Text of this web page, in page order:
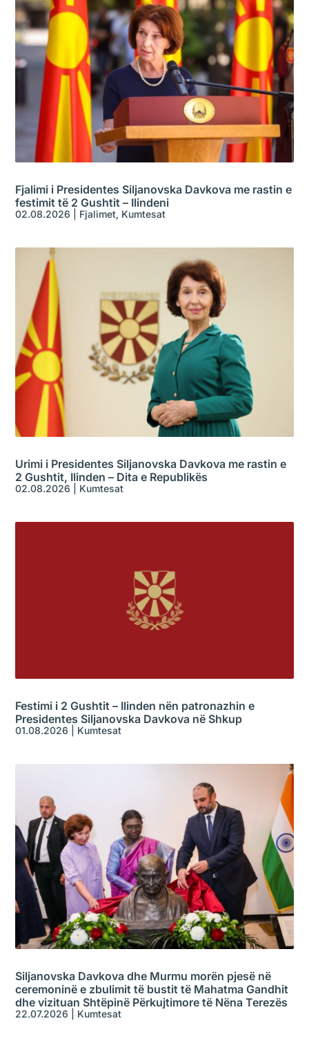
Fjalimi i Presidentes Siljanovska Davkova me rastin e
festimit të 2 Gushtit – Ilindeni
02.08.2026 Fjalimet, Kumtesat
Urimi i Presidentes Siljanovska Davkova me rastin e
2 Gushtit, Ilinden – Dita e Republikës
02.08.2026 Kumtesat
Festimi i 2 Gushtit – Ilinden nën patronazhin e
Presidentes Siljanovska Davkova në Shkup
01.08.2026 Kumtesat
Siljanovska Davkova dhe Murmu morën pjesë në
ceremoninë e zbulimit të bustit të Mahatma Gandhit
dhe vizituan Shtëpinë Përkujtimore të Nëna Terezës
22.07.2026 Kumtesat